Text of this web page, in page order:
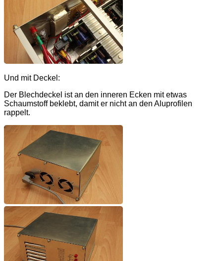
Und mit Deckel:
Der Blechdeckel ist an den inneren Ecken mit etwas
Schaumstoff beklebt, damit er nicht an den Aluprofilen
rappelt.